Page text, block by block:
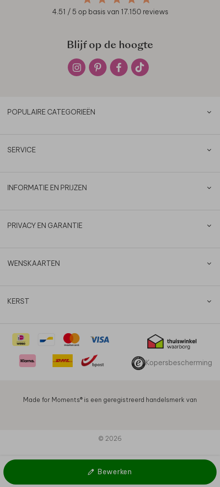
Bewerken
4.51 / 5 op basis van 17.150 reviews
Blijf op de hoogte
POPULAIRE CATEGORIEËN
SERVICE
INFORMATIE EN PRIJZEN
PRIVACY EN GARANTIE
WENSKAARTEN
KERST
Kopersbescherming
Made for Moments®️ is een geregistreerd handelsmerk van
© 2026